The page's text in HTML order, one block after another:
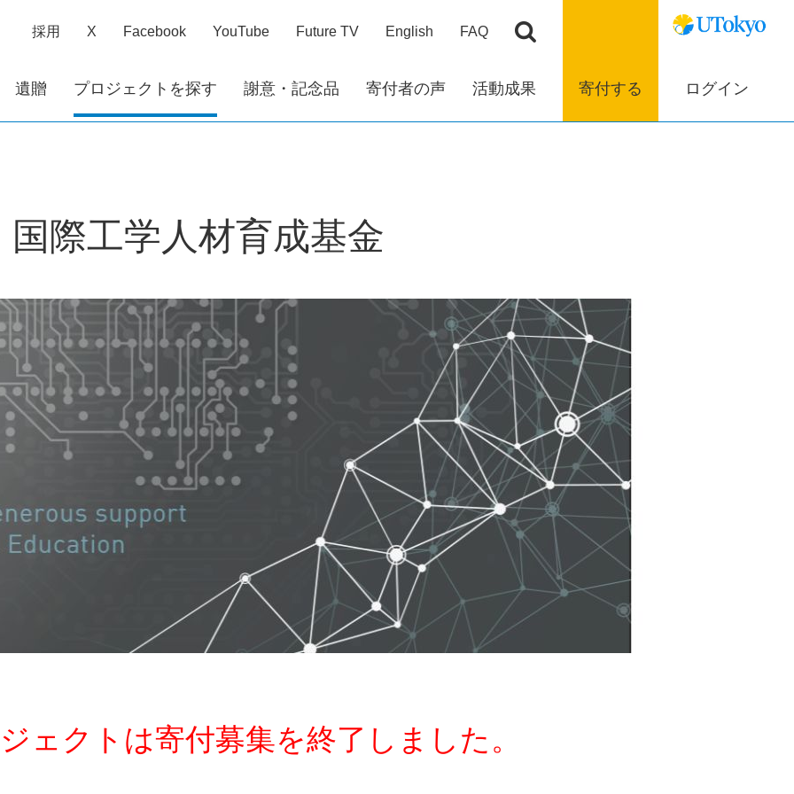
採用 X Facebook YouTube Future TV English FAQ
遺贈 プロジェクトを探す 謝意・記念品 寄付者の声 活動成果 寄付する ログイン
国際工学人材育成基金
ェクトは寄付募集を終了しました。